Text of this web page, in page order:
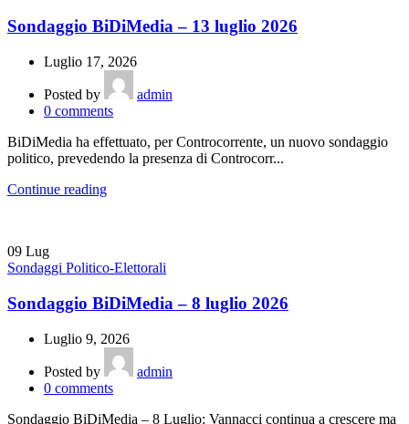
Sondaggio BiDiMedia – 13 luglio 2026
Luglio 17, 2026
Posted by
admin
0 comments
BiDiMedia ha effettuato, per Controcorrente, un nuovo sondaggio
politico, prevedendo la presenza di Controcorr...
Continue reading
09 Lug
Sondaggi Politico-Elettorali
Sondaggio BiDiMedia – 8 luglio 2026
Luglio 9, 2026
Posted by
admin
0 comments
Sondaggio BiDiMedia – 8 Luglio: Vannacci continua a crescere ma